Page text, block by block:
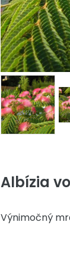
Albízia
Výnimočný